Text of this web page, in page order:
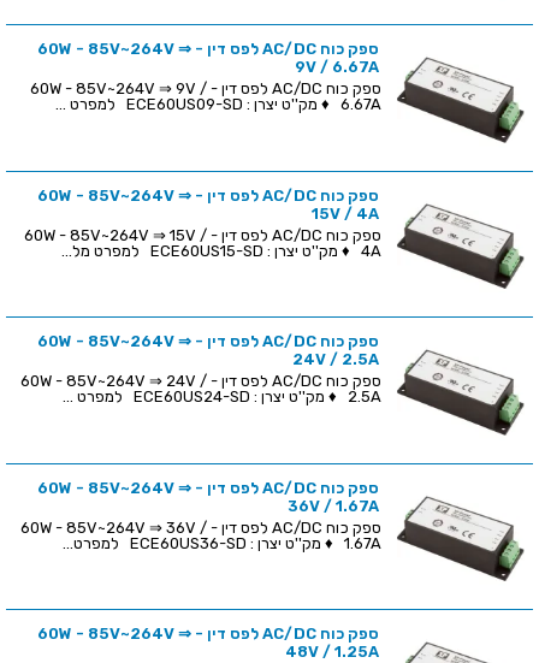
ספק כוח AC/DC לפס דין - 60W - 85V~264V ⇒
9V / 6.67A
ספק כוח AC/DC לפס דין - 60W - 85V~264V ⇒ 9V /
6.67A ♦ מק''ט יצרן : ECE60US09-SD למפרט ...
ספק כוח AC/DC לפס דין - 60W - 85V~264V ⇒
15V / 4A
ספק כוח AC/DC לפס דין - 60W - 85V~264V ⇒ 15V /
4A ♦ מק''ט יצרן : ECE60US15-SD למפרט מל...
ספק כוח AC/DC לפס דין - 60W - 85V~264V ⇒
24V / 2.5A
ספק כוח AC/DC לפס דין - 60W - 85V~264V ⇒ 24V /
2.5A ♦ מק''ט יצרן : ECE60US24-SD למפרט ...
ספק כוח AC/DC לפס דין - 60W - 85V~264V ⇒
36V / 1.67A
ספק כוח AC/DC לפס דין - 60W - 85V~264V ⇒ 36V /
1.67A ♦ מק''ט יצרן : ECE60US36-SD למפרט...
ספק כוח AC/DC לפס דין - 60W - 85V~264V ⇒
48V / 1.25A